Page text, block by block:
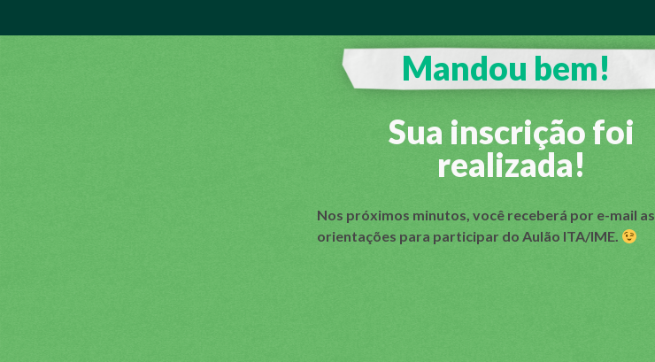
Mandou bem!
Sua inscrição foi
realizada!
Nos próximos minutos, você receberá por e-mail as
orientações para participar do Aulão ITA/IME.